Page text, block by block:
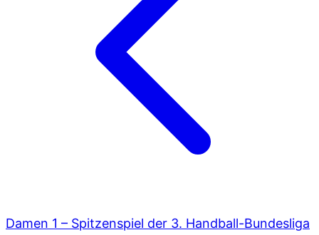
Damen 1 – Spitzenspiel der 3. Handball-Bundesliga